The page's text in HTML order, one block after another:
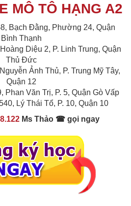
MÔ TÔ HẠNG A2
Bạch Đằng, Phường 24, Quận
Bình Thạnh
Diệu 2, P. Linh Trung, Quận
Thủ Đức
Ảnh Thủ, P. Trung Mỹ Tây,
Quận 12
Phan Văn Trị, P. 5, Quận Gò Vấp
Lý Thái Tổ, P. 10, Quận 10
Ms Thảo ☎ gọi ngay